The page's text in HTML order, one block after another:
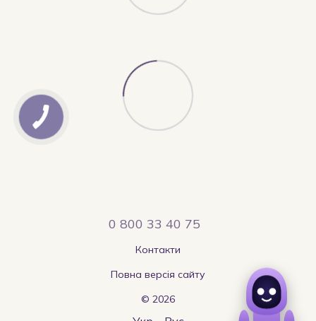
0 800 33 40 75
Контакти
Повна версія сайту
© 2026